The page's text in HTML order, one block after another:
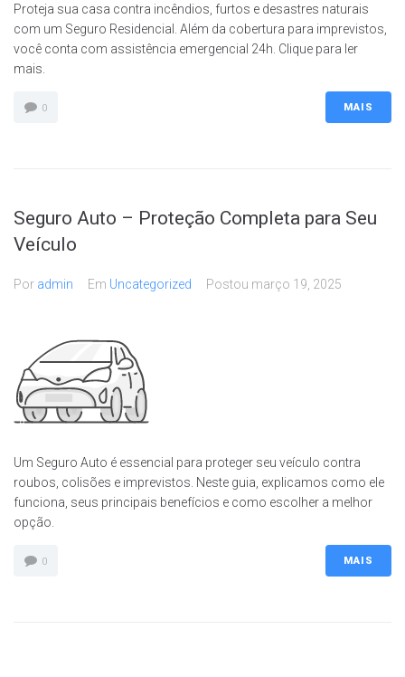
Proteja sua casa contra incêndios, furtos e desastres naturais
com um Seguro Residencial. Além da cobertura para imprevistos,
você conta com assistência emergencial 24h. Clique para ler
mais.
0 MAIS
Seguro Auto – Proteção Completa para Seu
Veículo
Por admin Em Uncategorized Postou março 19, 2025
Um Seguro Auto é essencial para proteger seu veículo contra
roubos, colisões e imprevistos. Neste guia, explicamos como ele
funciona, seus principais benefícios e como escolher a melhor
opção.
0 MAIS